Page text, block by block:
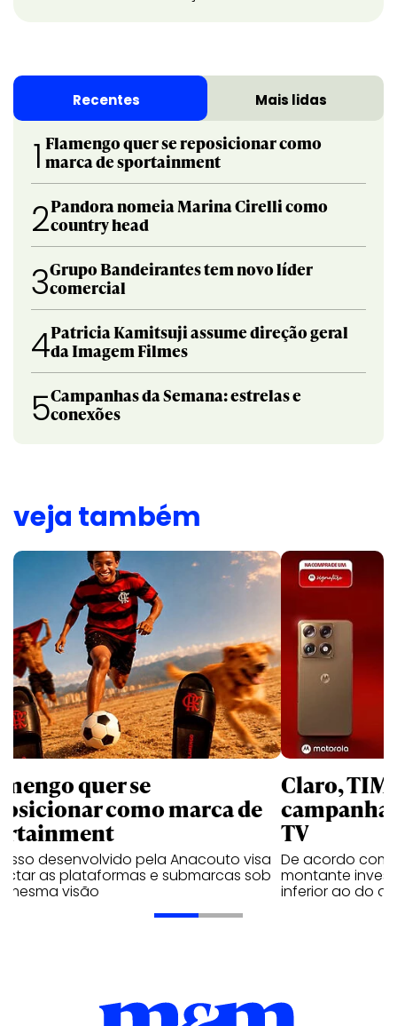
Recentes Mais lidas
1 Flamengo quer se reposicionar como
marca de sportainment
2Pandora nomeia Marina Cirelli como
country head
3Grupo Bandeirantes tem novo líder
comercial
4Patricia Kamitsuji assume direção geral
da Imagem Filmes
5Campanhas da Semana: estrelas e
conexões
veja também
quer se
como marca de
desenvolvido pela Anacouto visa
as plataformas e submarcas sob
mesma visão
Claro,
TV
De acordo com
montante
inferior ao do